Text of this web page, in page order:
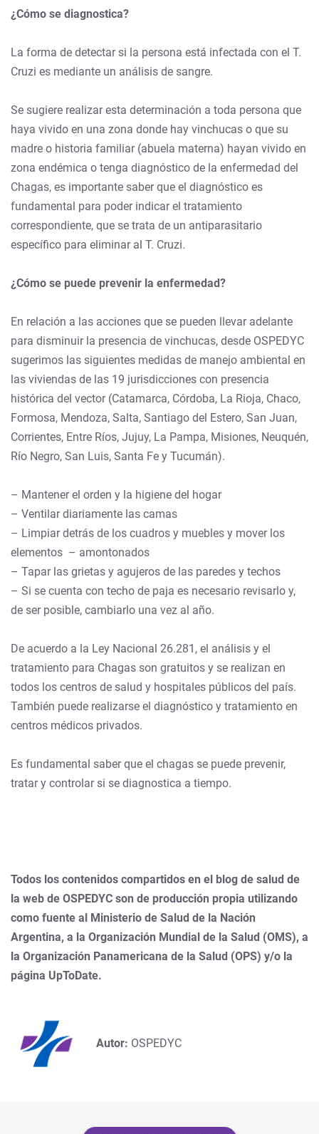
¿Cómo se diagnostica?
La forma de detectar si la persona está infectada con el T.
Cruzi es mediante un análisis de sangre.
Se sugiere realizar esta determinación a toda persona que
haya vivido en una zona donde hay vinchucas o que su
madre o historia familiar (abuela materna) hayan vivido en
zona endémica o tenga diagnóstico de la enfermedad del
Chagas, es importante saber que el diagnóstico es
fundamental para poder indicar el tratamiento
correspondiente, que se trata de un antiparasitario
específico para eliminar al T. Cruzi.
¿Cómo se puede prevenir la enfermedad?
En relación a las acciones que se pueden llevar adelante
para disminuir la presencia de vinchucas, desde OSPEDYC
sugerimos las siguientes medidas de manejo ambiental en
las viviendas de las 19 jurisdicciones con presencia
histórica del vector (Catamarca, Córdoba, La Rioja, Chaco,
Formosa, Mendoza, Salta, Santiago del Estero, San Juan,
Corrientes, Entre Ríos, Jujuy, La Pampa, Misiones, Neuquén,
Río Negro, San Luis, Santa Fe y Tucumán).
– Mantener el orden y la higiene del hogar
– Ventilar diariamente las camas
– Limpiar detrás de los cuadros y muebles y mover los
elementos – amontonados
– Tapar las grietas y agujeros de las paredes y techos
– Si se cuenta con techo de paja es necesario revisarlo y,
de ser posible, cambiarlo una vez al año.
De acuerdo a la Ley Nacional 26.281, el análisis y el
tratamiento para Chagas son gratuitos y se realizan en
todos los centros de salud y hospitales públicos del país.
También puede realizarse el diagnóstico y tratamiento en
centros médicos privados.
Es fundamental saber que el chagas se puede prevenir,
tratar y controlar si se diagnostica a tiempo.
Todos los contenidos compartidos en el blog de salud de
la web de OSPEDYC son de producción propia utilizando
como fuente al Ministerio de Salud de la Nación
Argentina, a la Organización Mundial de la Salud (OMS), a
la Organización Panamericana de la Salud (OPS) y/o la
página UpToDate.
Autor: OSPEDYC